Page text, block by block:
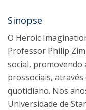
Sinopse
O Heroic
Professor Philip
social,
prossociais,
quotidiano. Nos
Universidade de